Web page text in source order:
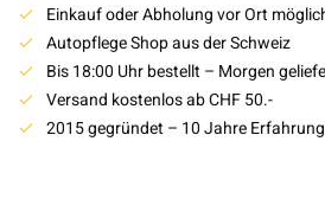
Einkauf oder Abholung vor Ort
Autopflege Shop aus der Schweiz
Bis 18:00 Uhr bestellt – Morgen
Versand kostenlos ab CHF 50.-
2015 gegründet – 10 Jahre Erfahrung